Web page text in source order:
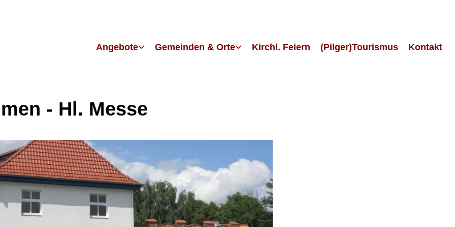
Angebote Gemeinden & Orte Kirchl. Feiern (Pilger)Tourismus Kontakt
- Hl. Messe